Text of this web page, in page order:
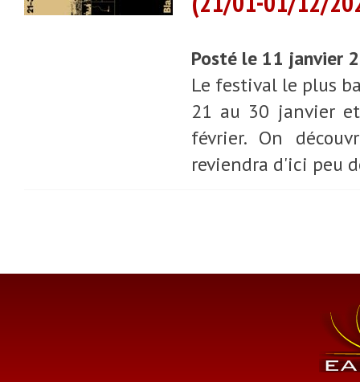
Posté le 11 janvier
Le festival le plus
21 au 30 janvier
février. On
reviendra d'ici peu